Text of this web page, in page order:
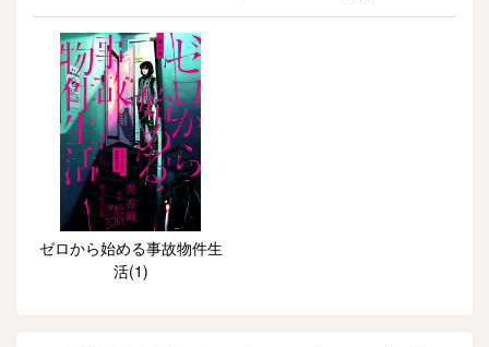
ゼロから始める事故物件生
活(1)